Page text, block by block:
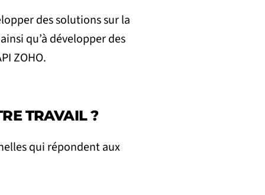
des solutions sur la
qu’à développer des
ZOHO.
TRAVAIL ?
qui répondent aux